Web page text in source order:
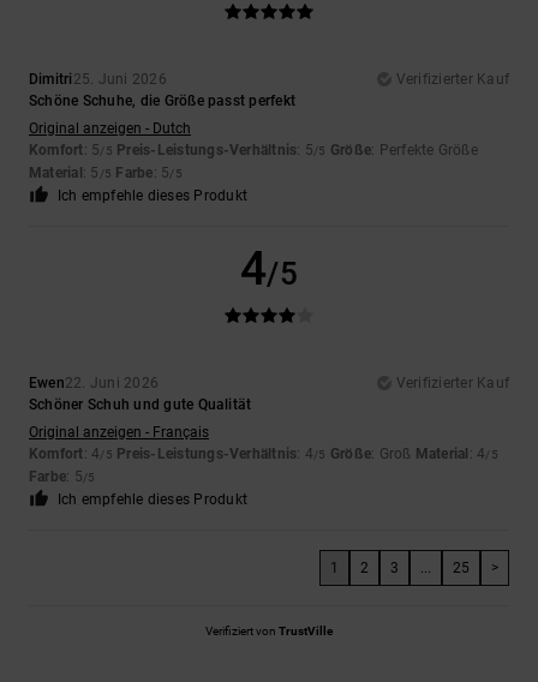
Dimitri 25. Juni 2026
Verifizierter Kauf
Schöne Schuhe, die Größe passt perfekt
Original anzeigen - Dutch
Komfort: 5/5 Preis-Leistungs-Verhältnis: 5/5 Größe: Perfekte Größe
Material : 5 /5 Farbe: 5/5
Ich empfehle dieses Produkt
4/5
Ewen22. Juni 2026
Verifizierter Kauf
Schöner Schuh und gute Qualität
Original anzeigen - Français
Komfort: 4/5 Preis-Leistungs-Verhältnis: 4/5 Größe: Groß Material : 4/5
Farbe: 5/5
Ich empfehle dieses Produkt
1 2 3 ... 25 >
Verifiziert von TrustVille